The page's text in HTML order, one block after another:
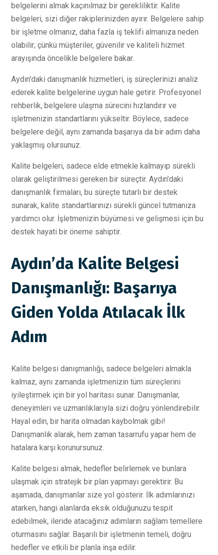
belgelerini almak kaçınılmaz bir gerekliliktir. Kalite
belgeleri, sizi diğer rakiplerinizden ayırır. Belgelere sahip
bir işletme olmanız, daha fazla iş teklifi almanıza neden
olabilir; çünkü müşteriler, güvenilir ve kaliteli hizmet
arayışında öncelikle belgelere bakar.
Aydın'daki danışmanlık hizmetleri, iş süreçlerinizi analiz
ederek kalite belgelerine uygun hale getirir. Profesyonel
rehberlik, belgelere ulaşma sürecini hızlandırır ve
işletmenizin standartlarını yükseltir. Böylece, sadece
belgelere değil, aynı zamanda başarıya da bir adım daha
yaklaşmış olursunuz.
Kalite belgeleri, sadece elde etmekle kalmayıp sürekli
olarak geliştirilmesi gereken bir süreçtir. Aydın'daki
danışmanlık firmaları, bu süreçte tutarlı bir destek
sunarak, kalite standartlarınızı sürekli güncel tutmanıza
yardımcı olur. İşletmenizin büyümesi ve gelişmesi için bu
destek hayati bir öneme sahiptir.
Aydın’da Kalite Belgesi
Danışmanlığı: Başarıya
Giden Yolda Atılacak İlk
Adım
Kalite belgesi danışmanlığı, sadece belgeleri almakla
kalmaz, aynı zamanda işletmenizin tüm süreçlerini
iyileştirmek için bir yol haritası sunar. Danışmanlar,
deneyimleri ve uzmanlıklarıyla sizi doğru yönlendirebilir.
Hayal edin, bir harita olmadan kaybolmak gibi!
Danışmanlık alarak, hem zaman tasarrufu yapar hem de
hatalara karşı korunursunuz.
Kalite belgesi almak, hedefler belirlemek ve bunlara
ulaşmak için stratejik bir plan yapmayı gerektirir. Bu
aşamada, danışmanlar size yol gösterir. İlk adımlarınızı
atarken, hangi alanlarda eksik olduğunuzu tespit
edebilmek, ileride atacağınız adımların sağlam temellere
oturmasını sağlar. Başarılı bir işletmenin temeli, doğru
hedefler ve etkili bir planla inşa edilir.